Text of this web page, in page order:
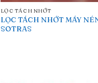
LỌC TÁCH NHỚT
LỌC TÁCH NHỚT MÁY
SOTRAS